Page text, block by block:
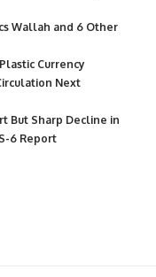
Wallah and 6 Other
Currency
Next
But Sharp Decline in
6 Report